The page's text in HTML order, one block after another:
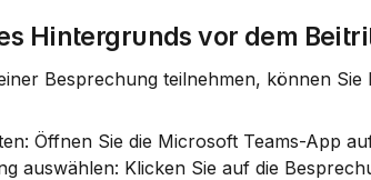
Hintergrunds vor dem
Besprechung teilnehmen, können
: Öffnen Sie die Microsoft Teams-App
auswählen: Klicken Sie auf die